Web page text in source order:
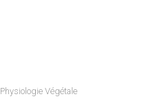
Physiologie Végétale